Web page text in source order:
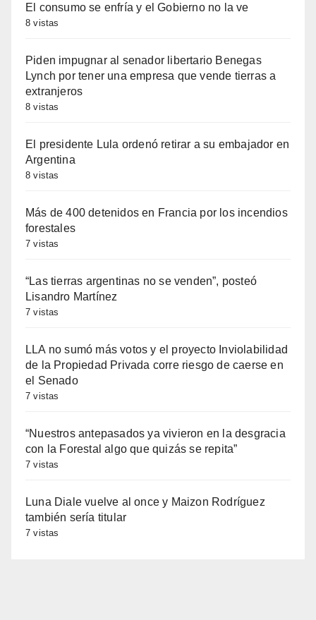
El consumo se enfría y el Gobierno no la ve
8 vistas
Piden impugnar al senador libertario Benegas
Lynch por tener una empresa que vende tierras a
extranjeros
8 vistas
El presidente Lula ordenó retirar a su embajador en
Argentina
8 vistas
Más de 400 detenidos en Francia por los incendios
forestales
7 vistas
“Las tierras argentinas no se venden”, posteó
Lisandro Martínez
7 vistas
LLA no sumó más votos y el proyecto Inviolabilidad
de la Propiedad Privada corre riesgo de caerse en
el Senado
7 vistas
“Nuestros antepasados ya vivieron en la desgracia
con la Forestal algo que quizás se repita”
7 vistas
Luna Diale vuelve al once y Maizon Rodríguez
también sería titular
7 vistas